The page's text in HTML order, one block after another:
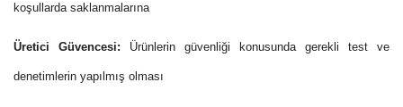
koşullarda saklanmalarına
Üretici Güvencesi: Ürünlerin güvenliği konusunda gerekli test ve
denetimlerin yapılmış olması